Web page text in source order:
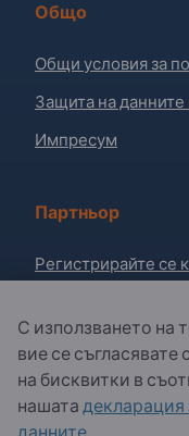
Общо
Общи условия за
Защита на данните
Импресум
Партньор
Регистрирайте се
Въпроси?
Ч.З.В.
С използването на
вие се съгласявате
на бисквитки в
нашата декларация
данните.